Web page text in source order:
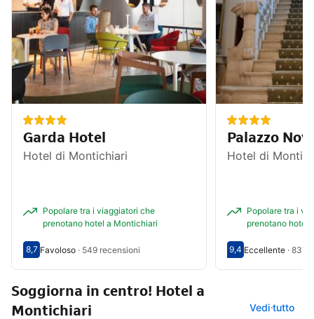
Garda Hotel
Hotel di Montichiari
Popolare tra i viaggiatori che
prenotano hotel a Montichiari
Valutazione degli ospiti su una scala da 1 a 10 8,7
8,7
Favoloso - Opinione degli ospiti precedenti, 549 recensioni
Favoloso · 549 recensioni
Palazzo
Hotel di
Popolare tra i
prenotano hotel
Valutazione degli
9,4
Eccellente -
Eccellente· 837
Soggiorna in centro! Hotel a
Montichiari
Vedi tutto